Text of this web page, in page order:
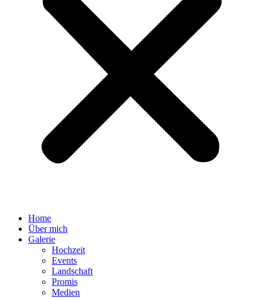
Home
Über mich
Galerie
Hochzeit
Events
Landschaft
Promis
Medien